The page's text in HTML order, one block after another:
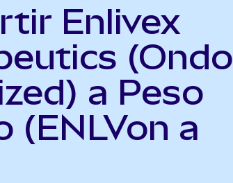
Enlivex
(Ondo
a Peso
(ENLVon a